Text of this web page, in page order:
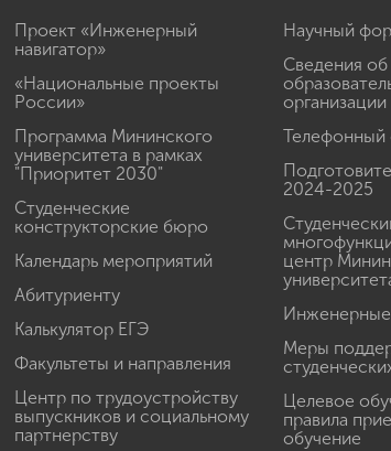
Проект «Инженерный
навигатор»
«Национальные проекты
России»
Программа Мининского
университета в рамках
"Приоритет 2030"
Студенческие
конструкторские бюро
Календарь мероприятий
Абитуриенту
Калькулятор ЕГЭ
Факультеты и направления
Центр по трудоустройству
выпускников и социальному
партнерству
Научный
Сведения об
организации
Телефонный
2024-2025
центр
Меры
Целевое
правила
обучение